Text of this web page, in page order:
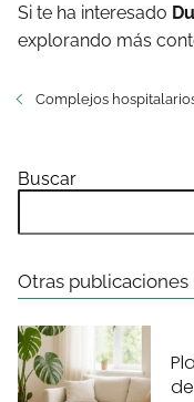
Si te ha interesado
explorando más
Complejos
Buscar
Otras publicaciones